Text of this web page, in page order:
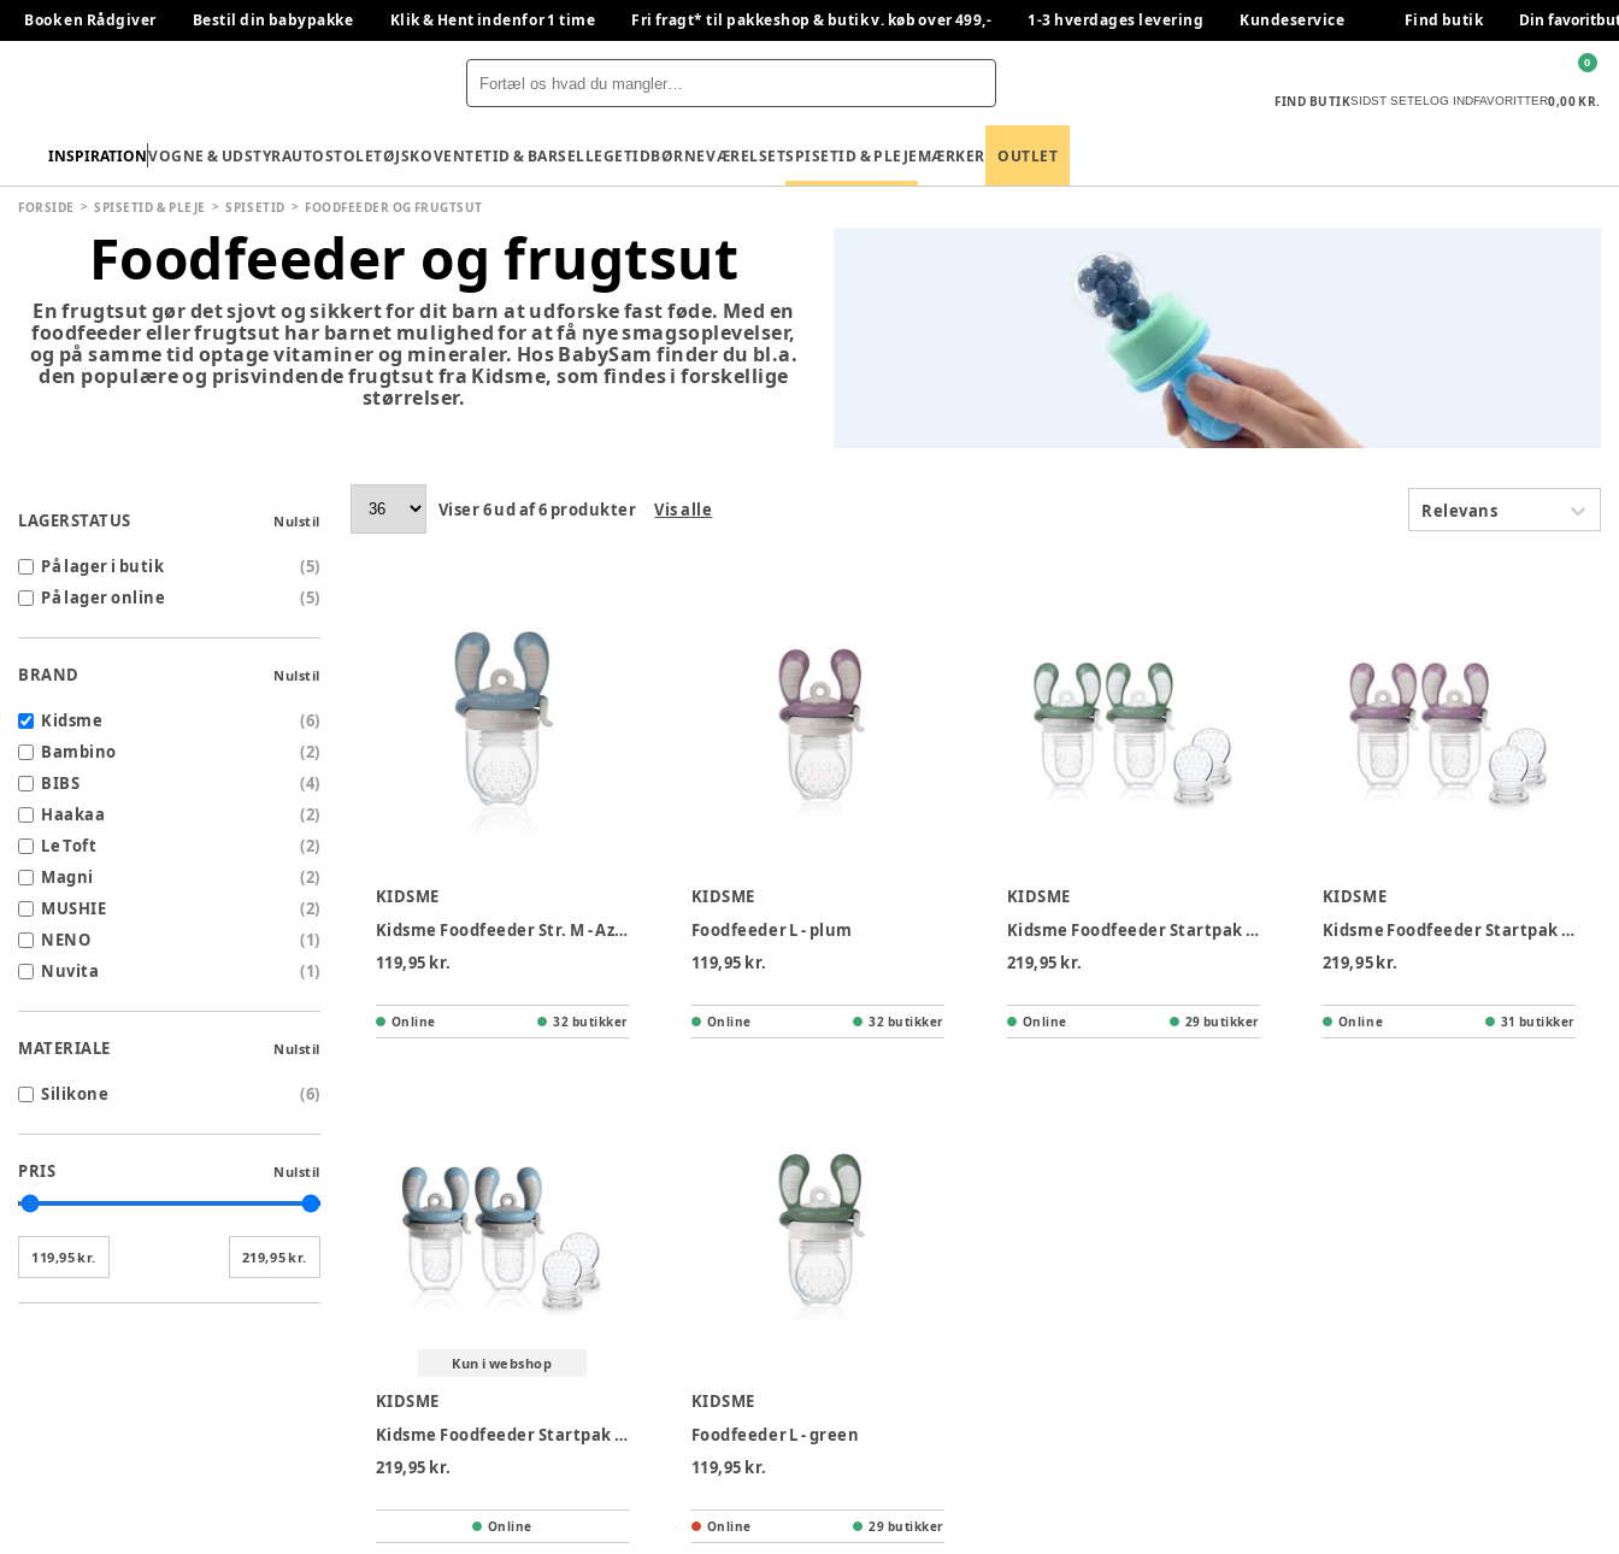
Book en Rådgiver Bestil din babypakke Klik & Hent indenfor 1 time Fri fragt* til pakkeshop & butik v. køb over 499,- 1-3 hverdages levering Kundeservice Find butik Din
FIND BUTIKSIDST SETELOG INDFAVORITTER0,00 KR.
0
INSPIRATIONVOGNE & UDSTYRAUTOSTOLETØJSKOVENTETID & BARSELLEGETIDBØRNEVÆRELSETSPISETID & PLEJEMÆRKER OUTLET
FORSIDE SPISETID & PLEJE SPISETID FOODFEEDER OG FRUGTSUT
Foodfeeder og frugtsut
En frugtsut gør det sjovt og sikkert for dit barn at udforske fast føde. Med en
foodfeeder eller frugtsut har barnet mulighed for at få nye smagsoplevelser,
og på samme tid optage vitaminer og mineraler. Hos BabySam finder du bl.a.
den populære og prisvindende frugtsut fra Kidsme, som findes i forskellige
størrelser.
LAGERSTATUS Nulstil
På lager i butik (5)
På lager online
(5)
BRAND Nulstil
Kidsme (6)
Bambino
(2)
BIBS
(4)
Haakaa
(2)
Le Toft
(2)
Magni
(2)
MUSHIE
(2)
NENO
(1)
Nuvita
(1)
MATERIALE Nulstil
Silikone (6)
PRIS Nulstil
119,95 kr. 219,95 kr.
Viser6ud af6 produkter Vis alle Relevans
KIDSME
Kidsme Foodfeeder Str. M - Azure
119,95 kr.
Online 32 butikker
KIDSME
Foodfeeder L - plum
119,95 kr.
Online 32 butikker
KIDSME
Kidsme Foodfeeder Startpak 2 pak - Green
219,95 kr.
Online 29 butikker
KIDSME
Kidsme Foodfeeder Startpak 2 pak - Plum
219,95 kr.
Online 31 butikker
Kun i webshop
KIDSME
Kidsme Foodfeeder Startpak 2 pak - Azure
219,95 kr.
Online
KIDSME
Foodfeeder L - green
119,95 kr.
Online 29 butikker